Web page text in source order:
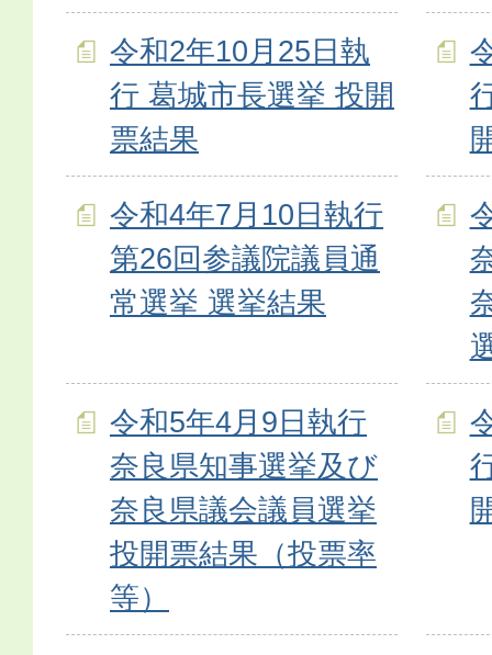
令和2年10月25日執
行 葛城市長選挙 投開
票結果
令和4年7月10日執行
第26回参議院議員通
常選挙 選挙結果
令和5年4月9日執行
奈良県知事選挙及び
奈良県議会議員選挙
投開票結果（投票率
等）